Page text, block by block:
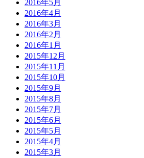
2016年5月
2016年4月
2016年3月
2016年2月
2016年1月
2015年12月
2015年11月
2015年10月
2015年9月
2015年8月
2015年7月
2015年6月
2015年5月
2015年4月
2015年3月